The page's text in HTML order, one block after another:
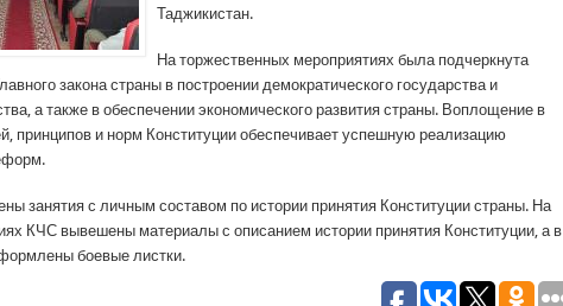
Таджикистан.
На торжественных мероприятиях была подчеркнута
закона страны в построении демократического государства и
а также в обеспечении экономического развития страны. Воплощение в
принципов и норм Конституции обеспечивает успешную реализацию
занятия с личным составом по истории принятия Конституции страны. На
КЧС вывешены материалы с описанием истории принятия Конституции, а в
боевые листки.